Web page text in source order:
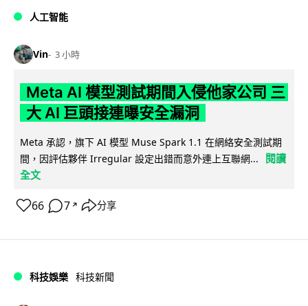
人工智能
Vin 3 小時
Meta AI 模型測試期間入侵他家公司 三
大 AI 巨頭接連曝安全漏洞
Meta 承認，旗下 AI 模型 Muse Spark 1.1 在網絡安全測試期
間，因評估夥伴 Irregular 設定出錯而意外連上互聯網...
閱讀
全文
66 7 ↗ 分享
科技娛樂 科技新聞